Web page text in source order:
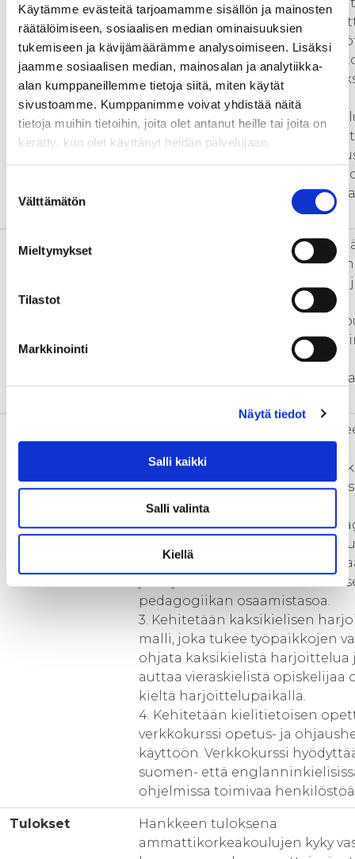
Käytämme evästeitä tarjoamamme sisällön ja mainosten
räätälöimiseen, sosiaalisen median ominaisuuksien
tukemiseen ja kävijämäärämme analysoimiseen. Lisäksi
jaamme sosiaalisen median, mainosalan ja analytiikka-
alan kumppaneillemme tietoja siitä, miten käytät
sivustoamme. Kumppanimme voivat yhdistää näitä
tietoja muihin tietoihin, joita olet antanut heille tai joita on
kerätty, kun olet käyttänyt heidän palvelujaan.
valinta
Välttämätön
Mieltymykset
Tilastot
Markkinointi
Näytä tiedot
Salli kaikki
Salli valinta
Kiellä
3. Rakentaa kaksikielisen
vahvistamalla
rakentamalla
tukemalla työpaikkojen
kaksikielistä harjoittelua.
4. Vahvistaa
ammatillisen toisen asteen
englannin- ja suomenkielisissä
sekä opettajiksi tai opinto-
opiskelevien keskuudessa.
Kehittämistarve
Vieraskielisten opiskelijoiden
ammattikorkeakouluissa ja
englanninkielisissä tutkinto-
lisääntynyt viime vuosina.
Ulkomaalaistaustaiset
päätyvät kantaväestöä
työttömiksi tai koulutustaan
vastamaattomiin töihin tai he
Hankkeen keskeiset
1. Pilotoidaan AMK-tutkintoihin
kaksikielisiä
suomen opetus on kytketty
opetukseen.
2. Kehitetään kaksikielisen
malli, jota voidaan soveltaa eri
alasta riippumatta, ja joka
ja ohjaushenkilöstön
pedagogiikan osaamistasoa.
3. Kehitetään kaksikielisen
malli, joka tukee työpaikkojen
ohjata kaksikielistä harjoittelua
auttaa vieraskielistä opiskelijaa
kieltä harjoittelupaikalla.
4. Kehitetään kielitietoisen
verkkokurssi opetus- ja
käyttöön. Verkkokurssi
suomen- että
ohjelmissa toimivaa
Tulokset
Hankkeen tuloksena
ammattikorkeakoulujen kyky